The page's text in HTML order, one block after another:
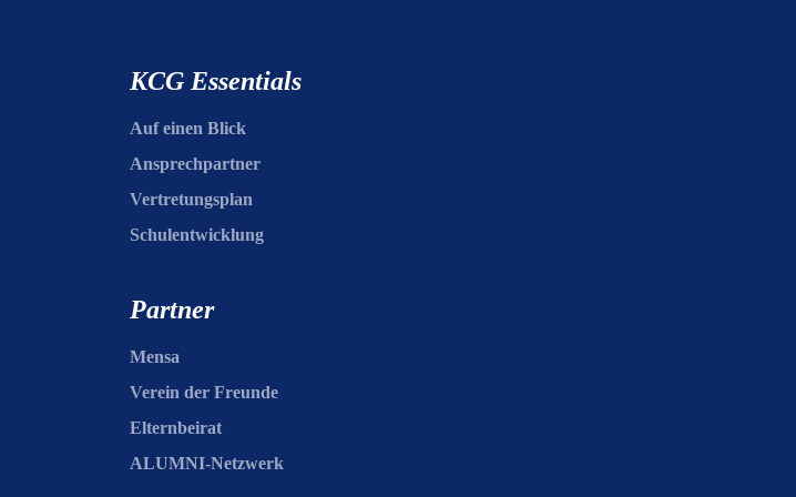
KCG Essentials
Auf einen Blick
Ansprechpartner
Vertretungsplan
Schulentwicklung
Partner
Mensa
Verein der Freunde
Elternbeirat
ALUMNI-Netzwerk